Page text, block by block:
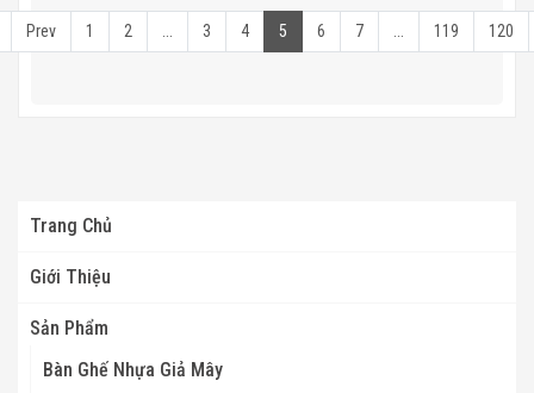
Prev 1 2 3 4 5 6 7 119 120
Trang Chủ
Giới Thiệu
Sản Phẩm
Bàn Ghế Nhựa Giả Mây